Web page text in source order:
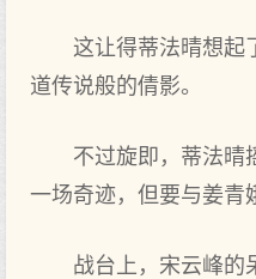
这让得蒂法晴想起
道传说般的倩影。
不过旋即，蒂法晴
一场奇迹，但要与姜青
战台上，宋云峰的